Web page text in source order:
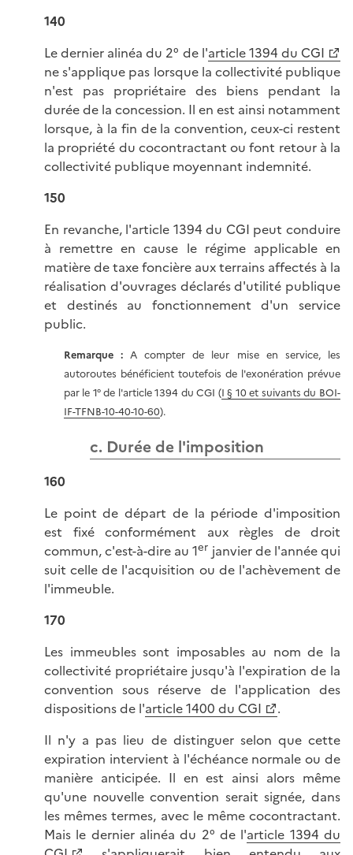
140
Le dernier alinéa du 2° de l'article 1394 du CGI
ne s'applique pas lorsque la collectivité publique
n'est pas propriétaire des biens pendant la
durée de la concession. Il en est ainsi notamment
lorsque, à la fin de la convention, ceux-ci restent
la propriété du cocontractant ou font retour à la
collectivité publique moyennant indemnité.
150
En revanche, l'article 1394 du CGI peut conduire
à remettre en cause le régime applicable en
matière de taxe foncière aux terrains affectés à la
réalisation d'ouvrages déclarés d'utilité publique
et destinés au fonctionnement d'un service
public.
Remarque :A compter de leur mise en service, les
autoroutes bénéficient toutefois de l'exonération prévue
par le 1° de l'article 1394 du CGI (I § 10 et suivants du BOI-
IF-TFNB-10-40-10-60).
c. Durée de l'imposition
160
Le point de départ de la période d'imposition
est fixé conformément aux règles de droit
commun, c'est-à-dire au 1er janvier de l'année qui
suit celle de l'acquisition ou de l'achèvement de
l'immeuble.
170
Les immeubles sont imposables au nom de la
collectivité propriétaire jusqu'à l'expiration de la
convention sous réserve de l'application des
dispositions de l'article 1400 du CGI
.
Il n'y a pas lieu de distinguer selon que cette
expiration intervient à l'échéance normale ou de
manière anticipée. Il en est ainsi alors même
qu'une nouvelle convention serait signée, dans
les mêmes termes, avec le même cocontractant.
Mais le dernier alinéa du 2° de l'article 1394 du